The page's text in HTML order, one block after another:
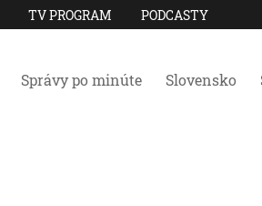
TV PROGRAM PODCASTY
Správy po minúte Slovensko